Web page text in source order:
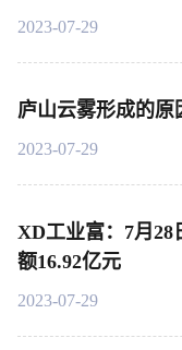
2023-07-29
庐山云雾形成的原
2023-07-29
XD工业富：7月28
额16.92亿元
2023-07-29